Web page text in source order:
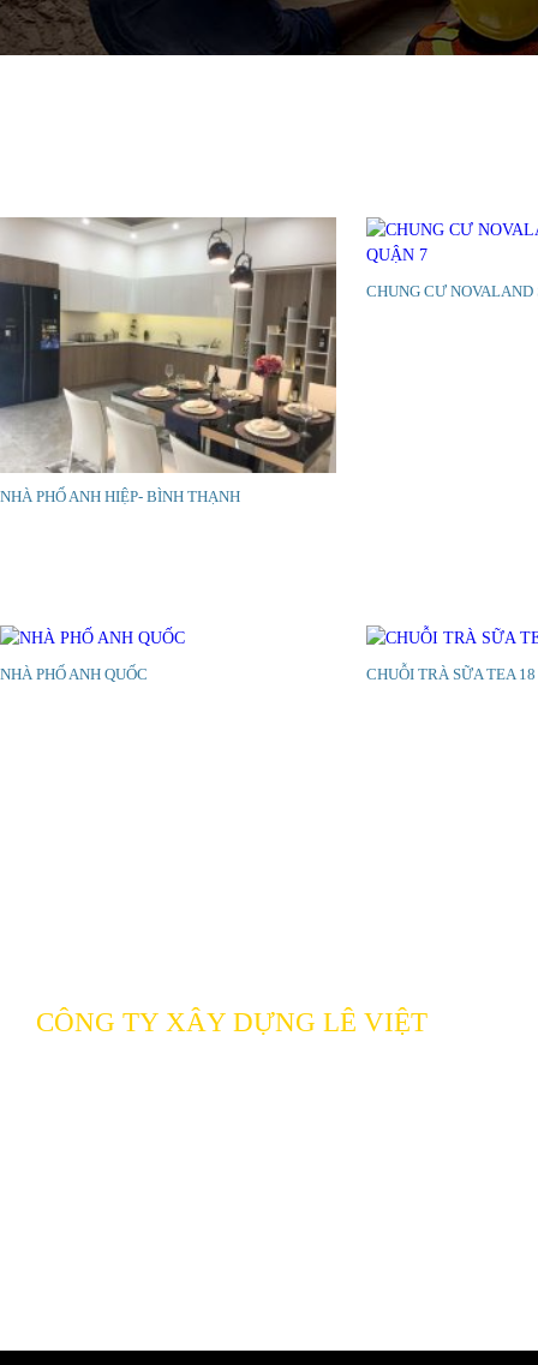
NHÀ PHỐ ANH HIỆP- BÌNH THẠNH
CHUNG CƯ
NHÀ PHỐ ANH QUỐC CHUỖI TRÀ SỮA TEA 18
CÔNG TY XÂY DỰNG LÊ VIỆT